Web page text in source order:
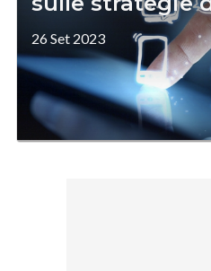
26 Set 2023